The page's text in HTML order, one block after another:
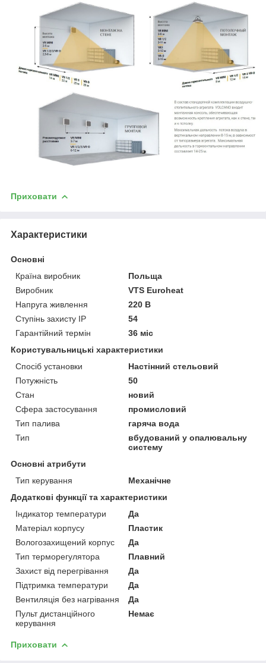
Приховати
Характеристики
Основні
Країна виробник
Польща
Виробник
VTS Euroheat
Напруга живлення
220 В
Ступінь захисту IP
54
Гарантійний термін
36 міс
Користувальницькі характеристики
Спосіб установки
Настінний стельовий
Потужність
50
Стан
новий
Сфера застосування
промисловий
Тип палива
гаряча вода
Тип
вбудований у опалювальну
систему
Основні атрибути
Тип керування
Механічне
Додаткові функції та характеристики
Індикатор температури
Да
Матеріал корпусу
Пластик
Вологозахищений корпус
Да
Тип терморегулятора
Плавний
Захист від перегрівання
Да
Підтримка температури
Да
Вентиляція без нагрівання
Да
Пульт дистанційного
керування
Немає
Приховати